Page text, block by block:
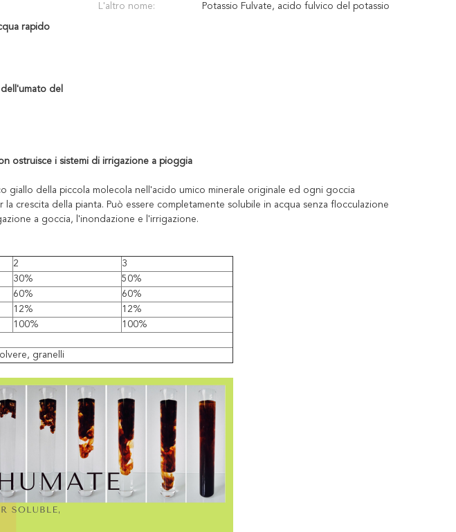
L'altro nome: Potassio Fulvate, acido fulvico del potassio
rapido
del
ostruisce i sistemi di irrigazione a pioggia
giallo della piccola molecola nell'acido umico minerale originale ed ogni goccia
crescita della pianta. Può essere completamente solubile in acqua senza flocculazione
a goccia, l'inondazione e l'irrigazione.
2
3
30%
50%
60%
60%
12%
12%
100%
100%
granelli